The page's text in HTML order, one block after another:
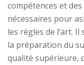
compétences et
nécessaires pour
les règles de l’art.
la préparation du
qualité supérieure,